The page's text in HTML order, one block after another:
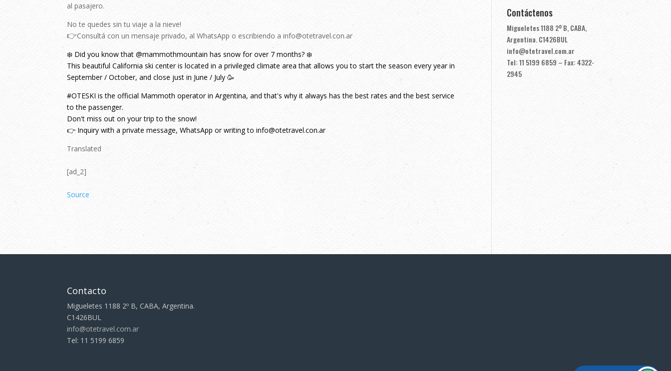
al pasajero.
No te quedes sin tu viaje a la nieve!
👉Consultá con un mensaje privado, al WhatsApp o escribiendo a info@otetravel.con.ar
❄️ Did you know that @mammothmountain has snow for over 7 months? ❄️
This beautiful California ski center is located in a privileged climate area that allows you to start the season every year in
September / October, and close just in June / July 🥳
#OTESKI is the official Mammoth operator in Argentina, and that's why it always has the best rates and the best service
to the passenger.
Don't miss out on your trip to the snow!
👉 Inquiry with a private message, WhatsApp or writing to info@otetravel.con.ar
Translated
[ad_2]
Source
Contáctenos
Migueletes 1188 2º B, CABA,
Argentina. C1426BUL
info@otetravel.com.ar
Tel: 11 5199 6859 – Fax: 4322-
2945
Contacto
Migueletes 1188 2º B, CABA, Argentina.
C1426BUL
info@otetravel.com.ar
Tel: 11 5199 6859